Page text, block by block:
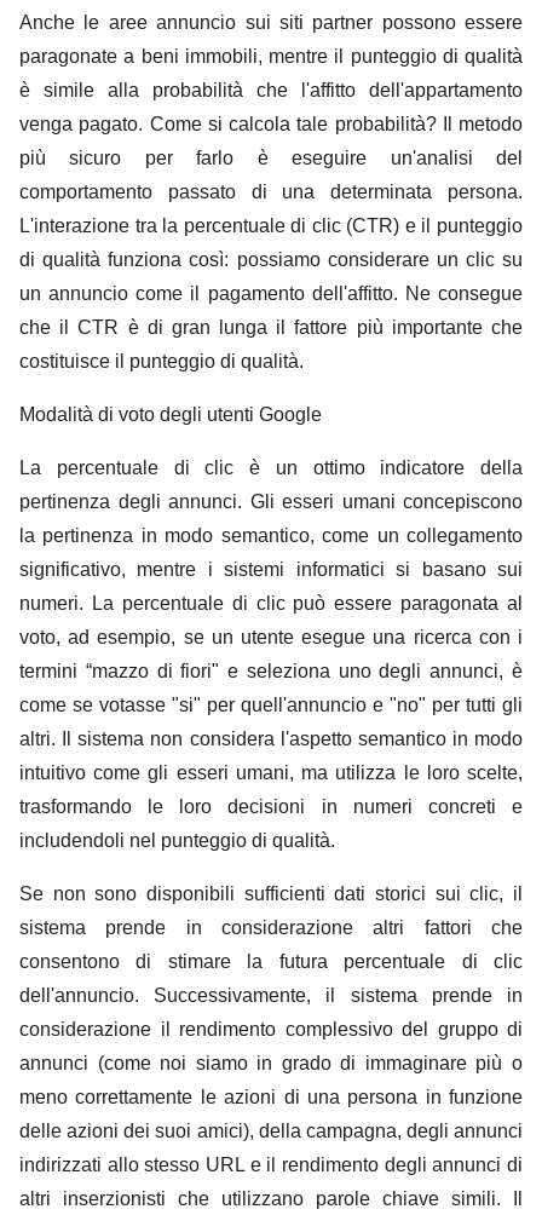
Anche le aree annuncio sui siti partner possono essere
paragonate a beni immobili, mentre il punteggio di qualità
è simile alla probabilità che l'affitto dell'appartamento
venga pagato. Come si calcola tale probabilità? Il metodo
più sicuro per farlo è eseguire un'analisi del
comportamento passato di una determinata persona.
L'interazione tra la percentuale di clic (CTR) e il punteggio
di qualità funziona così: possiamo considerare un clic su
un annuncio come il pagamento dell'affitto. Ne consegue
che il CTR è di gran lunga il fattore più importante che
costituisce il punteggio di qualità.
Modalità di voto degli utenti Google
La percentuale di clic è un ottimo indicatore della
pertinenza degli annunci. Gli esseri umani concepiscono
la pertinenza in modo semantico, come un collegamento
significativo, mentre i sistemi informatici si basano sui
numeri. La percentuale di clic può essere paragonata al
voto, ad esempio, se un utente esegue una ricerca con i
termini “mazzo di fiori" e seleziona uno degli annunci, è
come se votasse "si" per quell'annuncio e "no" per tutti gli
altri. Il sistema non considera l'aspetto semantico in modo
intuitivo come gli esseri umani, ma utilizza le loro scelte,
trasformando le loro decisioni in numeri concreti e
includendoli nel punteggio di qualità.
Se non sono disponibili sufficienti dati storici sui clic, il
sistema prende in considerazione altri fattori che
consentono di stimare la futura percentuale di clic
dell'annuncio. Successivamente, il sistema prende in
considerazione il rendimento complessivo del gruppo di
annunci (come noi siamo in grado di immaginare più o
meno correttamente le azioni di una persona in funzione
delle azioni dei suoi amici), della campagna, degli annunci
indirizzati allo stesso URL e il rendimento degli annunci di
altri inserzionisti che utilizzano parole chiave simili. Il